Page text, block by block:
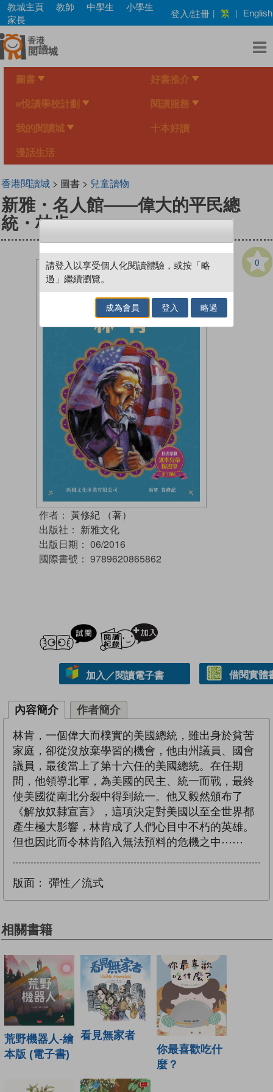
Skip
main
content
教城主頁 教師 中學生
小學生
家長
登入/註冊 | 繁 | English
圖書 好書推介
e悅讀學校計劃 閱讀服務
我的閱讀城 十本好讀
漫話生活
香港閱讀城> 圖書 > 兒童讀物
新雅・名人館——偉大的平民總
統・林肯
0
作者： 黃修紀 （著）
出版社： 新雅文化
出版日期： 06/2016
國際書號： 9789620865862
試閲
加入／閱讀電子書 借閱實體
內容簡介 作者簡介
林肯，一個偉大而樸實的美國總統，雖出身於貧苦
家庭，卻從沒放棄學習的機會，他由州議員、國會
議員，最後當上了第十六任的美國總統。在任期
間，他領導北軍，為美國的民主、統一而戰，最終
使美國從南北分裂中得到統一。他又毅然頒布了
《解放奴隸宣言》，這項決定對美國以至全世界都
產生極大影響，林肯成了人們心目中不朽的英雄。
但也因此而令林肯陷入無法預料的危機之中⋯⋯
版面： 彈性／流式
相關書籍
荒野機器人-繪
本版 (電子書)
看見無家者
你最喜歡吃什
麼？
請登入以享受個人化閱讀體驗，或按「略
過」繼續瀏覽。
成為會員 登入 略過